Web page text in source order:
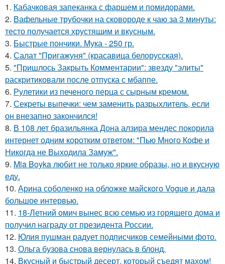
1. Кабачковая запеканка с фаршем и помидорами.
2. Вафельные трубочки на сковороде к чаю за 3 минуты:
тесто получается хрустящим и вкусным.
3. Быстрые пончики. Мука - 250 гр.
4. Салат "Пригажуня" (красавица белорусская).
5. "Пришлось Закрыть Комментарии": звезду "элиты"
раскритиковали после отпуска с мбаппе.
6. Рулетики из печеного перца с сырным кремом.
7. Секреты выпечки: чем заменить разрыхлитель, если
он внезапно закончился!
8. В 108 лет бразильянка Дона алзира мендес покорила
интернет одним коротким ответом: "Пью Много Кофе и
Никогда не Выходила Замуж".
9. Mia Boyka любит не только яркие образы, но и вкусную
еду.
10. Арина соболенко на обложке майского Vogue и дала
большое интервью.
11. 18-Летний омич вынес всю семью из горящего дома и
получил награду от президента России.
12. Юлия пушман радует подписчиков семейными фото.
13. Ольга бузова снова вернулась в блонд.
14. Вкусный и быстрый десерт, который съедят махом!